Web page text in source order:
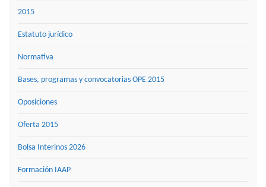
2015
Estatuto jurídico
Normativa
Bases, programas y convocatorias OPE 2015
Oposiciones
Oferta 2015
Bolsa Interinos 2026
Formación IAAP